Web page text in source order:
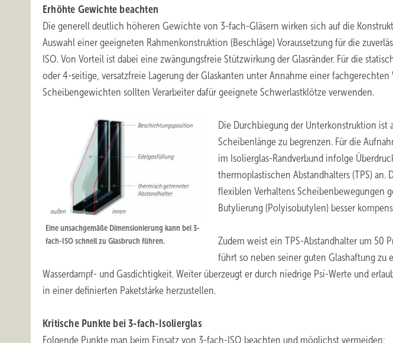
Erhöhte Gewichte beachten
Die generell deutlich höheren Gewichte von 3-fach-Gläsern wirken sich auf die
Auswahl einer geeigneten Rahmenkonstruktion (Beschläge) Voraussetzung für die
ISO. Von Vorteil ist dabei eine zwängungsfreie Stützwirkung der Glasränder. Für die
oder 4-seitige, versatzfreie Lagerung der Glaskanten unter Annahme einer
Scheibengewichten sollten Verarbeiter dafür geeignete Schwerlastklötze verwenden.
Eine unsachgemäße Dimensionierung kann bei 3-
fach-ISO schnell zu Glasbruch führen.
Die Durchbiegung der Unterkonstruktion ist
Scheibenlänge zu begrenzen. Für die
im Isolierglas-Randverbund infolge
thermoplastischen Abstandhalters (TPS) an.
flexiblen Verhaltens Scheibenbewegungen
Butylierung (Polyisobutylen) besser
Zudem weist ein TPS-Abstandhalter um 50
führt so neben seiner guten Glashaftung zu
Wasserdampf- und Gasdichtigkeit. Weiter überzeugt er durch niedrige Psi-Werte und
in einer definierten Paketstärke herzustellen.
Kritische Punkte bei 3-fach-Isolierglas
Folgende Punkte man beim Einsatz von 3-fach-ISO beachten und möglichst vermeiden: